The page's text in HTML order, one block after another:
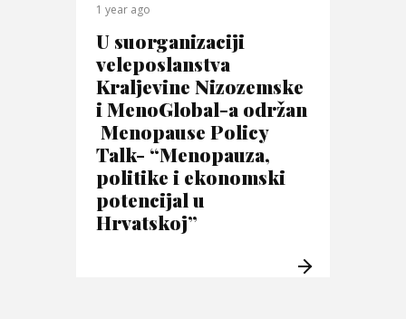
1 year ago
U suorganizaciji
veleposlanstva
Kraljevine Nizozemske
i MenoGlobal-a održan
Menopause Policy
Talk- “Menopauza,
politike i ekonomski
potencijal u
Hrvatskoj”